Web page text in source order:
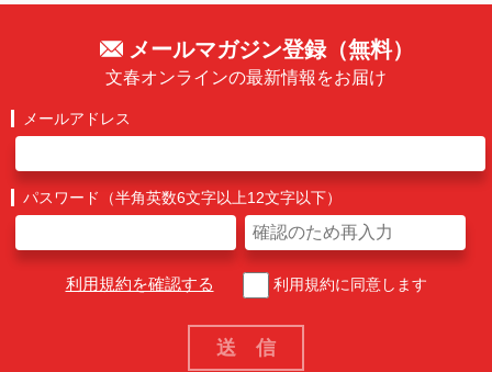
メールマガジン登録（無料）
文春オンラインの最新情報をお届け
メールアドレス
パスワード（半角英数6文字以上12文字以下）
利用規約を確認する 利用規約に同意します